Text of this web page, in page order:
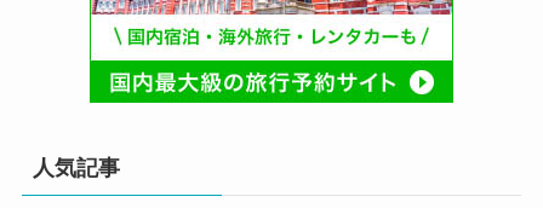
人気記事